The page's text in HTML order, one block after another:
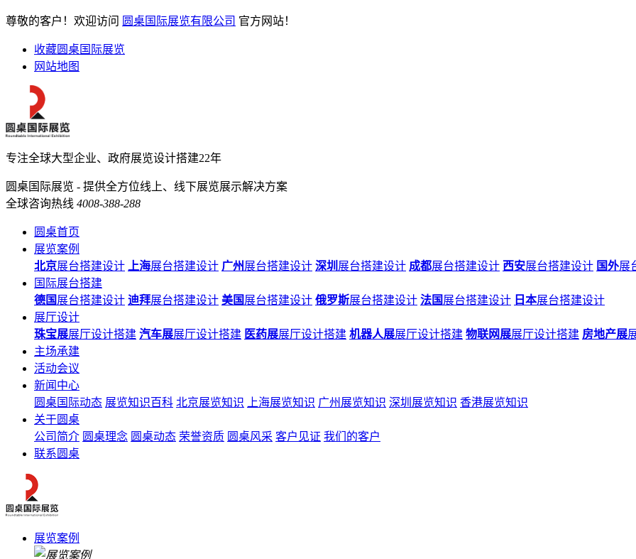
尊敬的客户！欢迎访问 圆桌国际展览有限公司 官方网站！
收藏圆桌国际展览
网站地图
专注全球大型企业、政府展览设计搭建22年
圆桌国际展览 - 提供全方位线上、线下展览展示解决方案
全球咨询热线 4008-388-288
圆桌首页
展览案例
北京展台搭建设计 上海展台搭建设计 广州展台搭建设计 深圳 展台搭建设计 成都展台搭建设计 西安展台搭建设计 国外展
国际展台搭建
德国 展台搭建设计 迪拜展台搭建设计 美国 展台搭建设计 俄罗斯展台搭建设计 法国 展台搭建设计 日本展台搭建设计
展厅设计
珠宝展展厅设计搭建 汽车展展厅设计搭建 医药展展厅设计搭建 机器人展展厅设计搭建 物联网展展厅设计搭建 房地产展
主场承建
活动会议
新闻中心
圆桌国际动态 展览知识百科 北京展览知识 上海展览知识 广州展览知识 深圳展览知识 香港展览知识
关于圆桌
公司简介 圆桌理念 圆桌动态 荣誉资质 圆桌风采 客户见证 我们的客户
联系圆桌
展览案例